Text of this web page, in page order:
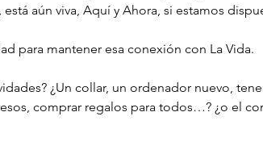
aún viva, Aquí y Ahora, si estamos
para mantener esa conexión con La Vida.
¿Un collar, un ordenador nuevo,
comprar regalos para todos…? ¿o el